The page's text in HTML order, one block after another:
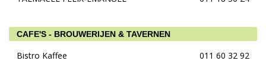
CAFE'S - BROUWERIJEN & TAVERNEN
Bistro Kaffee
011 60 32 92